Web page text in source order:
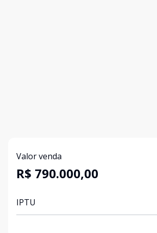
Valor venda
R$ 790.000,00
IPTU